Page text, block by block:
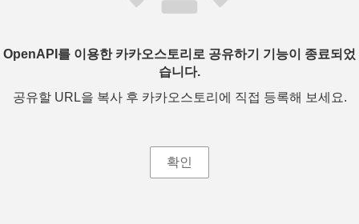
OpenAPI를 이용한 카카오스토리로 공유하기 기능이 종료되었
습니다.
공유할 URL을 복사 후 카카오스토리에 직접 등록해 보세요.
확인